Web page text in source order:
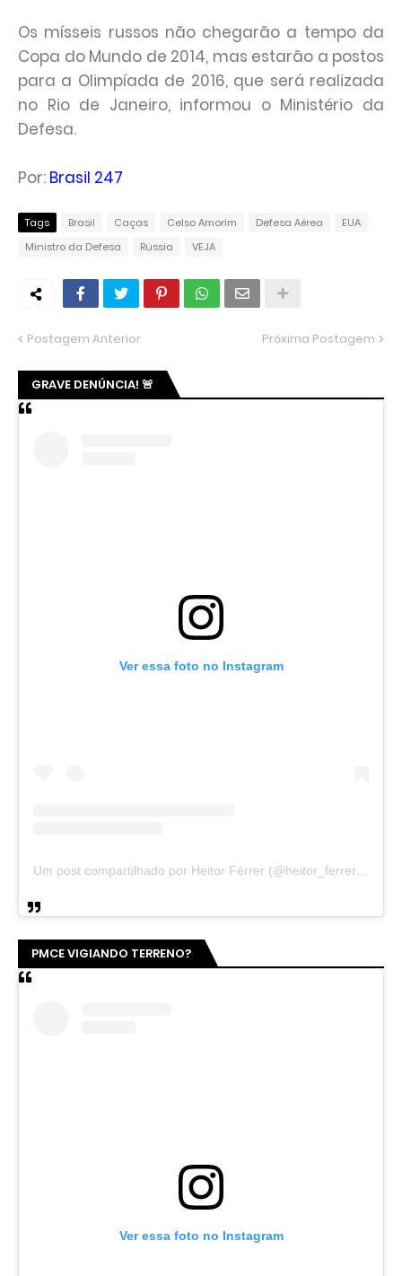
Os mísseis russos não chegarão a tempo da
Copa do Mundo de 2014, mas estarão a postos
para a Olimpíada de 2016, que será realizada
no Rio de Janeiro, informou o Ministério da
Defesa.
Por: Brasil 247
Tags Brasil Caças Celso Amorim Defesa Aérea
EUA
Ministro da Defesa
Rússia VEJA
Postagem Anterior Próxima Postagem
GRAVE DENÚNCIA! 🚨
Ver essa foto no Instagram
Um post compartilhado por Heitor Férrer (@heitor_ferrer77)
PMCE VIGIANDO TERRENO?
Ver essa foto no Instagram